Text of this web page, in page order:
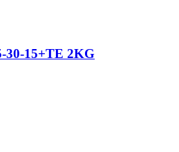
30-15+TE 2KG